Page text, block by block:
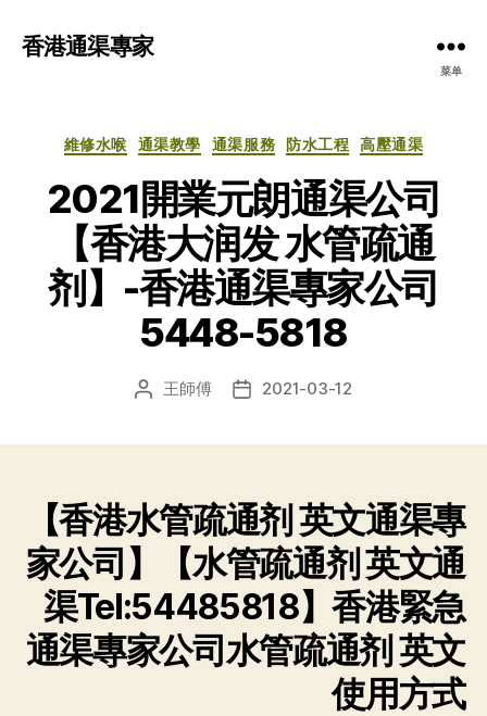
香港通渠專家
菜单
分
維修水喉 通渠教學 通渠服務 防水工程 高壓通渠
2021開業元朗通渠公司
【香港大润发 水管疏通
剂】-香港通渠專家公司
5448-5818
文 王師傅
发 2021-03-12
【香港水管疏通剂 英文通渠專
家公司】【水管疏通剂 英文通
渠Tel:54485818】香港緊急
通渠專家公司水管疏通剂 英文
使用方式